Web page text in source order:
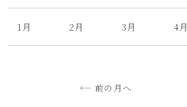
1月 2月 3月 4月
前の月へ